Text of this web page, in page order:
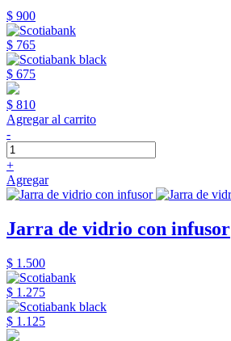
$ 900
$ 765
$ 675
$ 810
Agregar al carrito
-
+
Agregar
Jarra de vidrio con infusor
$ 1.500
$ 1.275
$ 1.125